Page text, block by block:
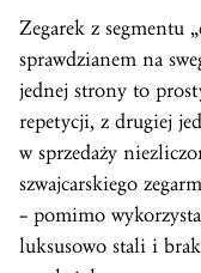
Zegarek z segmentu
sprawdzianem na
jednej strony to
repetycji, z drugiej
w sprzedaży
szwajcarskiego
– pomimo
luksusowo stali i